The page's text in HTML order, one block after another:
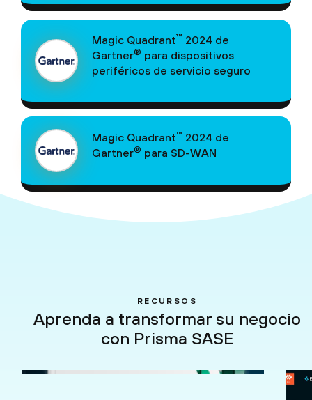
Magic Quadrant™ 2024 de
Gartner® para dispositivos
periféricos de servicio seguro
Magic Quadrant™ 2024 de
Gartner® para SD-WAN
RECURSOS
Aprenda a transformar su negocio
con Prisma SASE